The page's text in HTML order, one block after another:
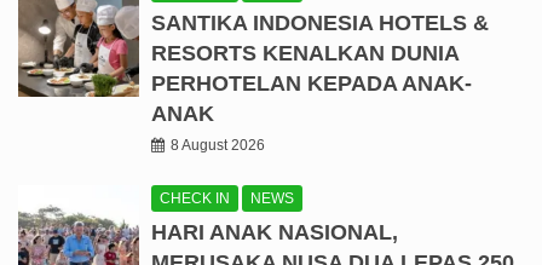
SANTIKA INDONESIA HOTELS &
RESORTS KENALKAN DUNIA
PERHOTELAN KEPADA ANAK-
ANAK
8 August 2026
CHECK IN NEWS
HARI ANAK NASIONAL,